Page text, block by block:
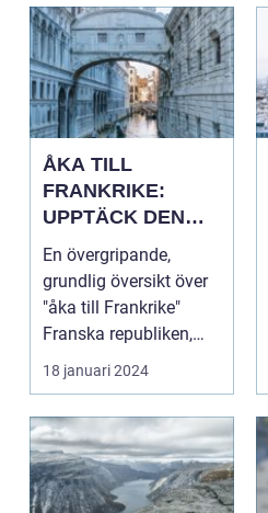
ÅKA TILL
FRANKRIKE:
UPPTÄCK DEN
MÅNGFALDIGA
SKÖNHETEN
En övergripande,
grundlig översikt över
"åka till Frankrike"
Franska republiken,
känt som Frankrike...
18 januari 2024